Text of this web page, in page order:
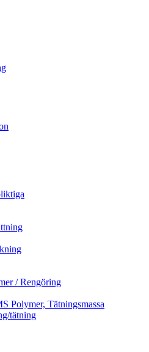
/ Rengöring
Polymer, Tätningsmassa
tätning